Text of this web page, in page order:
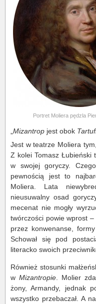
Portret Moliera pędzla
Mizantrop jest obok
Jest w teatrze Moliera
Z kolei Tomasz Łubieński
w swojej goryczy.
pewnością jest to
Moliera. Lata
nieusuwalny osad
mecenat nie mogły
twórczości powie wprost –
przez konwenanse,
Schował się pod
literacko swoich
Również stosunki
wMizantropie . Molier
żony, Armandy, jednak
wszystko przebaczał. A